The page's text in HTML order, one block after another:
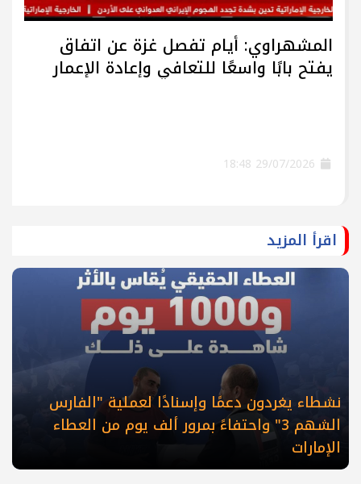
المشهراوي: أيام تفصل غزة عن اتفاق
يفتح بابًا واسعًا للتعافي وإعادة الإعمار
اقرأ المزيد
نشطاء يغردون دعمًا وإسنادًا لعملية "الفارس
الشهم 3" واحتفاءً بمرور ألف يوم من العطاء
الإمارات